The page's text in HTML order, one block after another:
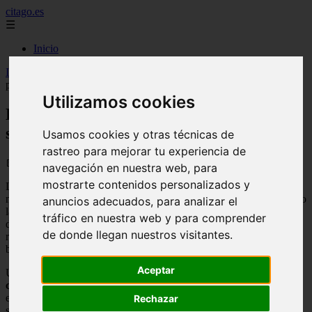
Utilizamos cookies
Usamos cookies y otras técnicas de
rastreo para mejorar tu experiencia de
navegación en nuestra web, para
mostrarte contenidos personalizados y
anuncios adecuados, para analizar el
tráfico en nuestra web y para comprender
de donde llegan nuestros visitantes.
Aceptar
Rechazar
citago.es
☰
Inicio
Inicio
pareja
Explorando las claves de las relaciones
sanas de pareja
📅 04/09/2025
Las relaciones de pareja son una parte fundamental de la vida de
muchas personas. A lo largo de la historia, el ser humano ha buscado
la compañía y el apoyo de otro individuo para enfrentar los desafíos
de la vida y disfrutar de los momentos felices. En la actualidad, las
relaciones de pareja siguen siendo importantes, y existen numerosos
beneficios de estar en una
Uno de los principales beneficios de estar en una pareja es la
compañía. Tener a alguien con quien compartir experiencias,
emociones y pensamientos puede ser muy reconfortante. La